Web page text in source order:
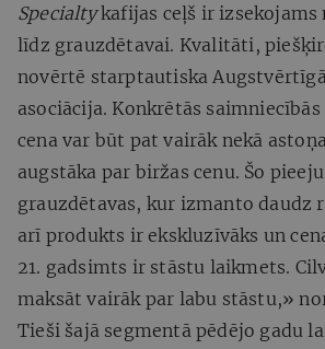
Specialtykafijas ceļš ir izsekojams
līdz grauzdētavai. Kvalitāti,
novērtē starptautiska
asociācija. Konkrētās
cena var būt pat vairāk nekā
augstāka par biržas cenu. Šo
grauzdētavas, kur izmanto daudz
arī produkts ir ekskluzīvāks un
21. gadsimts ir stāstu laikmets.
maksāt vairāk par labu stāstu,»
Tieši šajā segmentā pēdējo gadu